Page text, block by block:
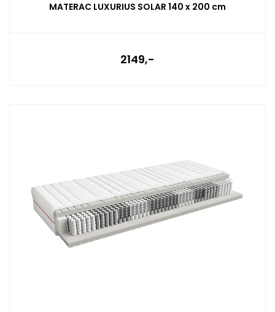
MATERAC LUXURIUS SOLAR 140 x 200 cm
2149,-